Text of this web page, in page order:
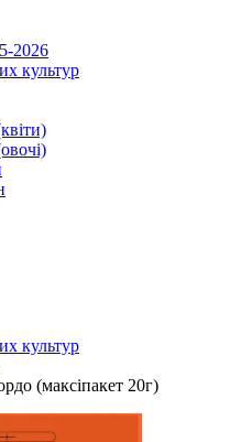
2026
культур
культур
(максіпакет 20г)